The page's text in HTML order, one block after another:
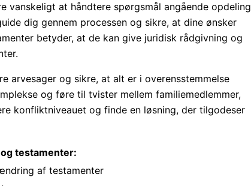
at håndtere spørgsmål angående opdeling
dig gennem processen og sikre, at dine ønsker
betyder, at de kan give juridisk rådgivning og
arvesager og sikre, at alt er i overensstemmelse
og føre til tvister mellem familiemedlemmer,
konfliktniveauet og finde en løsning, der tilgodeser
testamenter:
af testamenter